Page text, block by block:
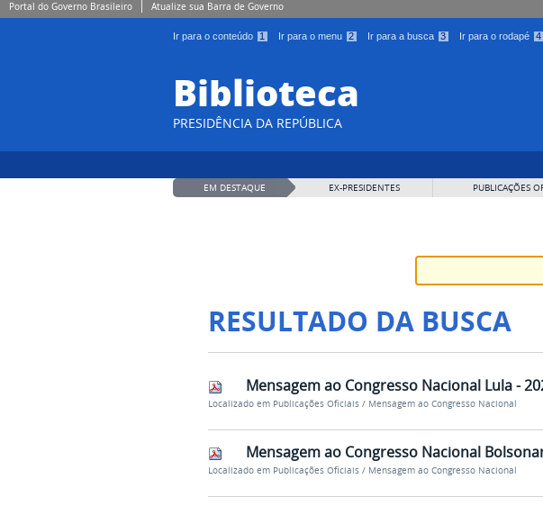
Portal do Governo Brasileiro Atualize sua Barra de Governo
Ir para o conteúdo 1 Ir para o menu 2 Ir para a busca 3 Ir para o rodapé 4
Biblioteca
PRESIDÊNCIA DA REPÚBLICA
EM DESTAQUE EX-PRESIDENTES PUBLICAÇÕES
RESULTADO DA BUSCA
Mensagem ao Congresso Nacional Lula -
Localizado em Publicações Oficiais / Mensagem ao Congresso Nacional
Mensagem ao Congresso Nacional
Localizado em Publicações Oficiais / Mensagem ao Congresso Nacional